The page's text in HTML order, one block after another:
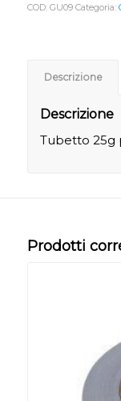
COD: GU09 Categoria:
Descrizione
Descrizione
Tubetto 25g
Prodotti